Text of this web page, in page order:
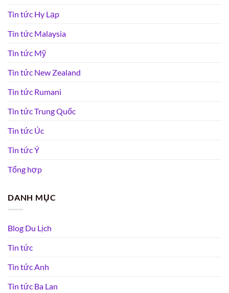
Tin tức Hy Lạp
Tin tức Malaysia
Tin tức Mỹ
Tin tức New Zealand
Tin tức Rumani
Tin tức Trung Quốc
Tin tức Úc
Tin tức Ý
Tổng hợp
DANH MỤC
Blog Du Lịch
Tin tức
Tin tức Anh
Tin tức Ba Lan